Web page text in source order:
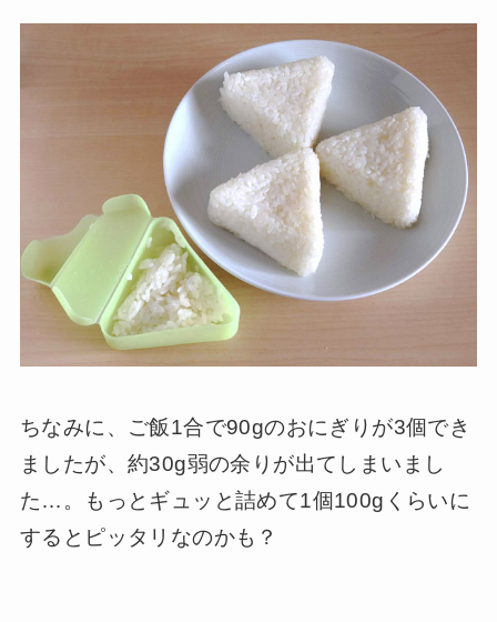
ちなみに、ご飯1合で90gのおにぎりが3個でき
ましたが、約30g弱の余りが出てしまいまし
た…。もっとギュッと詰めて1個100gくらいに
するとピッタリなのかも？